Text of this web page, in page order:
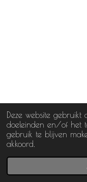
Deze website gebruikt
doeleinden en/of het
gebruik te blijven
akkoord.
© 2024